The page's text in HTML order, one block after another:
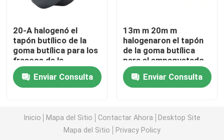
Contacto
Solicitar una cotización
Goma de silicona médica
Émbolo de goma de la jeringuilla
20-A halogenó el
tapón butílico de la
goma butílica para los
frascos de la
inyección
Enviar Consulta
13m m 20m m
halogenaron el tapón
de la goma butílica
para el empaquetado
farmacéutico
Enviar Consulta
Inicio Mapa del Sitio Contactar Ahora
Desktop Site
Mapa del Sitio
Privacy Policy